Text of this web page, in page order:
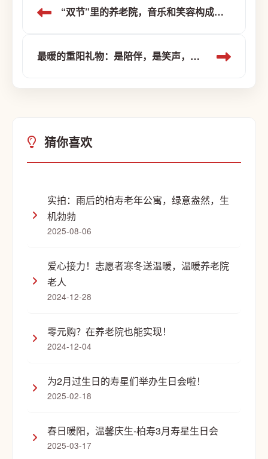
“双节”里的养老院，音乐和笑容构成了一幅最美的秋日画卷！
最暖的重阳礼物：是陪伴，是笑声，也是一块甜甜的蛋糕
猜你喜欢
实拍：雨后的柏寿老年公寓，绿意盎然，生
机勃勃
2025-08-06
爱心接力！志愿者寒冬送温暖，温暖养老院
老人
2024-12-28
零元购？在养老院也能实现！
2024-12-04
为2月过生日的寿星们举办生日会啦！
2025-02-18
春日暖阳，温馨庆生-柏寿3月寿星生日会
2025-03-17